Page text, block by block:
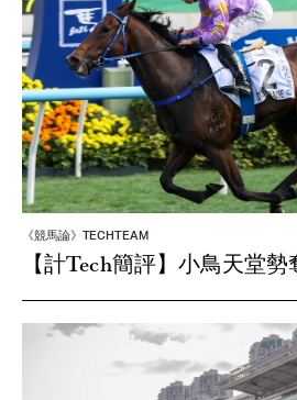
《競馬論》TECHTEAM
【計Tech簡評】小鳥天堂